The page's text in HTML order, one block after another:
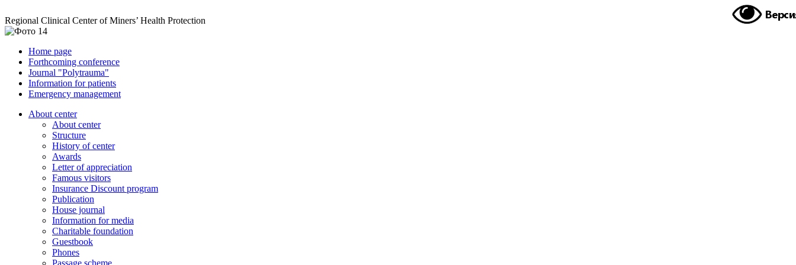
Regional Clinical Center of Miners’ Health Protection
Home page
Forthcoming conference
Journal "Polytrauma"
Information for patients
Emergency management
About center
About center
Structure
History of center
Awards
Letter of appreciation
Famous visitors
Insurance Discount program
Publication
House journal
Information for media
Charitable foundation
Guestbook
Phones
Passage scheme